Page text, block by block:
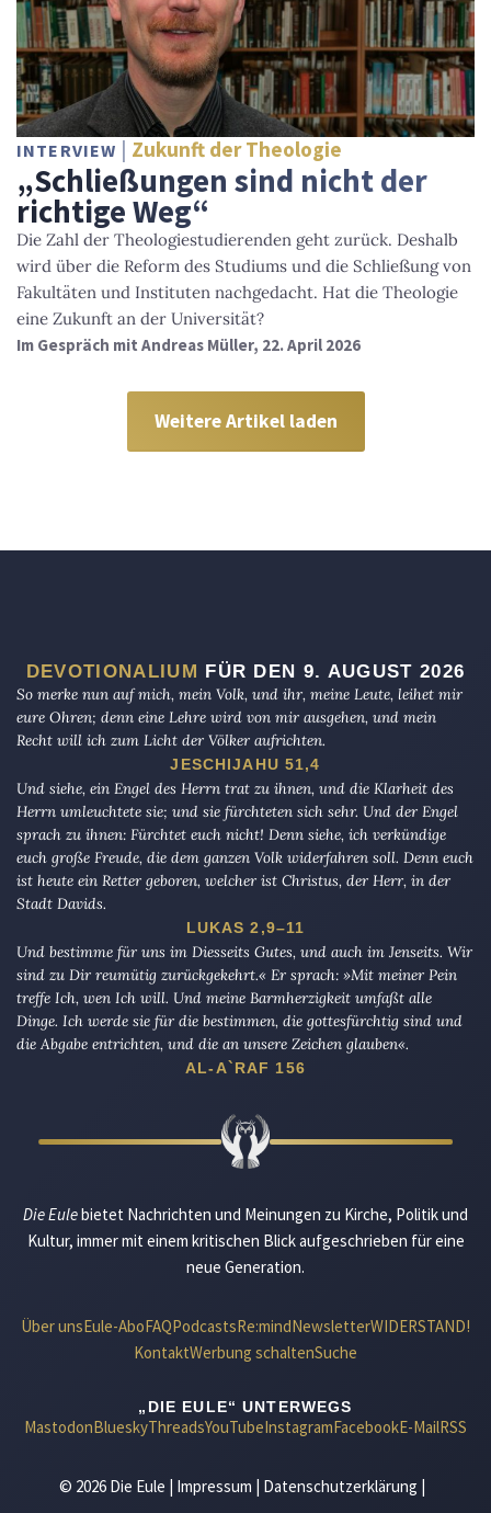
INTERVIEW Zukunft der Theologie
„Schließungen sind nicht der
richtige Weg“
Die Zahl der Theologiestudierenden geht zurück. Deshalb
wird über die Reform des Studiums und die Schließung von
Fakultäten und Instituten nachgedacht. Hat die Theologie
eine Zukunft an der Universität?
Im Gespräch mit Andreas Müller, 22. April 2026
Weitere Artikel laden
DEVOTIONALIUM FÜR DEN 9. AUGUST 2026
So merke nun auf mich, mein Volk, und ihr, meine Leute, leihet mir
eure Ohren; denn eine Lehre wird von mir ausgehen, und mein
Recht will ich zum Licht der Völker aufrichten.
JESCHIJAHU 51,4
Und siehe, ein Engel des Herrn trat zu ihnen, und die Klarheit des
Herrn umleuchtete sie; und sie fürchteten sich sehr. Und der Engel
sprach zu ihnen: Fürchtet euch nicht! Denn siehe, ich verkündige
euch große Freude, die dem ganzen Volk widerfahren soll. Denn euch
ist heute ein Retter geboren, welcher ist Christus, der Herr, in der
Stadt Davids.
LUKAS 2,9–11
Und bestimme für uns im Diesseits Gutes, und auch im Jenseits. Wir
sind zu Dir reumütig zurückgekehrt.« Er sprach: »Mit meiner Pein
treffe Ich, wen Ich will. Und meine Barmherzigkeit umfaßt alle
Dinge. Ich werde sie für die bestimmen, die gottesfürchtig sind und
die Abgabe entrichten, und die an unsere Zeichen glauben«.
AL-A`RAF 156
Die Eulebietet Nachrichten und Meinungen zu Kirche, Politik und
Kultur, immer mit einem kritischen Blick aufgeschrieben für eine
neue Generation.
Über unsEule-AboFAQPodcastsRe:mindNewsletterWIDERSTAND!
KontaktWerbung schaltenSuche
„DIE EULE“ UNTERWEGS
MastodonBlueskyThreadsYouTubeInstagramFacebookE-MailRSS
© 2026 Die Eule | Impressum Datenschutzerklärung